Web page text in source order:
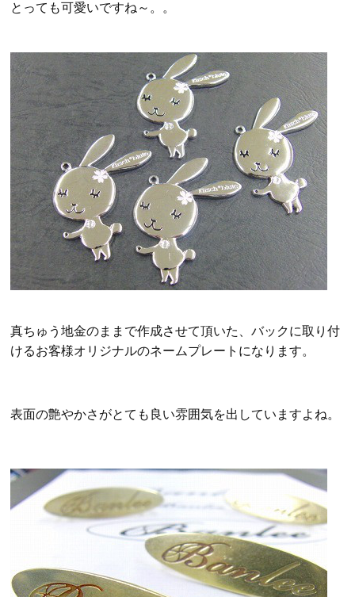
とっても可愛いですね～。。
真ちゅう地金のままで作成させて頂いた、バックに取り付
けるお客様オリジナルのネームプレートになります。
表面の艶やかさがとても良い雰囲気を出していますよね。